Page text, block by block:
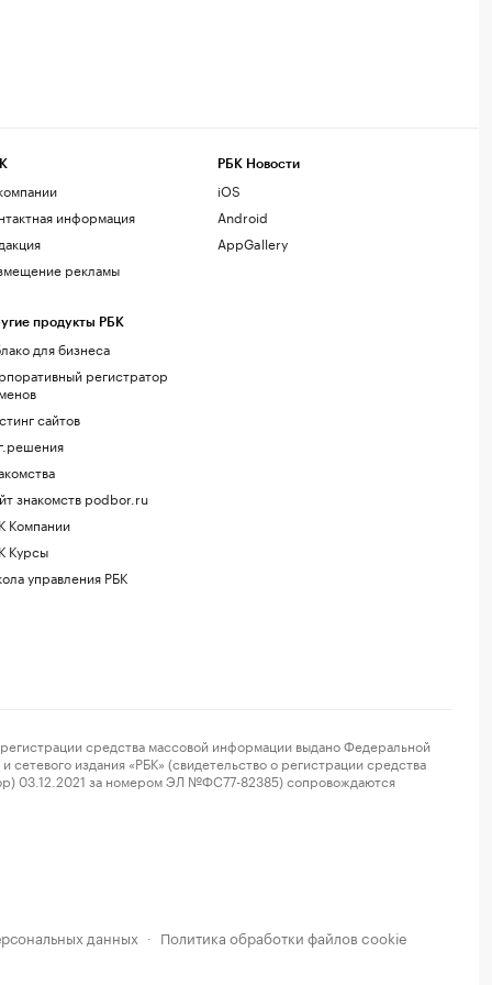
информация
рекламы
продукты РБК
для бизнеса
регистратор
сайтов
знакомств podbor.ru
Компании
Курсы
управления РБК
РБК Новости
iOS
Android
AppGallery
средства массовой информации выдано Федеральной
издания «РБК» (свидетельство о регистрации средства
03.12.2021 за номером ЭЛ №ФС77-82385) сопровождаются
данных · Политика обработки файлов cookie